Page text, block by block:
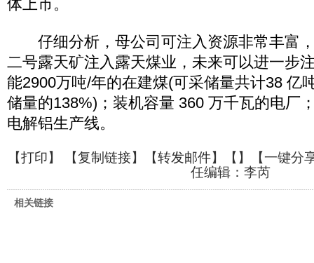
体上市。
仔细分析，母公司可注入资源非常丰富
二号露天矿注入露天煤业，未来可以进一步
能2900万吨/年的在建煤(可采储量共计38 亿
储量的138%)；装机容量 360 万千瓦的电厂
电解铝生产线。
【打印】 【复制链接】【转发邮件】【 】
【一键分
任编辑：李芮
相关链接